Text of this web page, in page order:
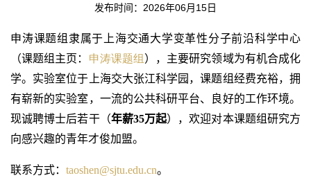
发布时间：2026年06月15日
申涛课题组隶属于上海交通大学变革性分子前沿科学中心
（课题组主页： 申涛课题组 ），主要研究领域为有机合成化
学。实验室位于上海交大张江科学园，课题组经费充裕，拥
有崭新的实验室，一流的公共科研平台、良好的工作环境。
现诚聘博士后若干（年薪35万起），欢迎对本课题组研究方
向感兴趣的青年才俊加盟。
联系方式： taoshen@sjtu.edu.cn。